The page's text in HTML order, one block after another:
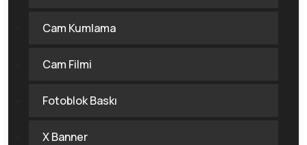
Cam Kumlama
Cam Filmi
Fotoblok Baskı
X Banner